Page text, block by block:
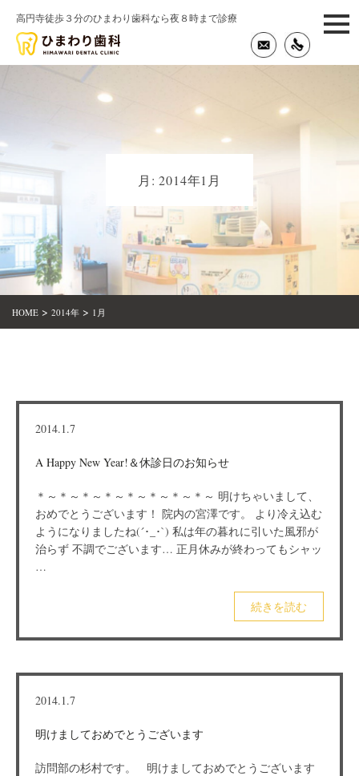
高円寺徒歩３分のひまわり歯科なら夜８時まで診療
月:2014年1月
HOME > 2014年 > 1月
2014.1.7
A Happy New Year!＆休診日のお知らせ
＊～＊～＊～＊～＊～＊～＊～＊～ 明けちゃいまして、
おめでとうございます！ 院内の宮澤です。 より冷え込む
ようになりましたね(´･_･`) 私は年の暮れに引いた風邪が
治らず 不調でございます… 正月休みが終わってもシャッ
…
続きを読む
2014.1.7
明けましておめでとうございます
訪問部の杉村です。 明けましておめでとうございます